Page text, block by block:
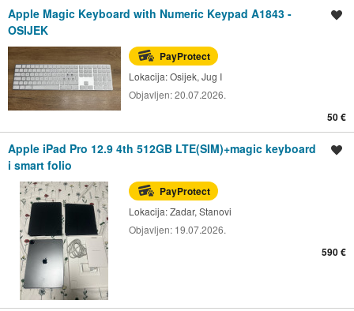
Apple Magic Keyboard with Numeric Keypad A1843 -
OSIJEK
PayProtect
Lokacija:Osijek, Jug I
Objavljen:20.07.2026.
50 €
Apple iPad Pro 12.9 4th 512GB LTE(SIM)+magic keyboard
i smart folio
PayProtect
Lokacija:Zadar, Stanovi
Objavljen: 19.07.2026.
590 €